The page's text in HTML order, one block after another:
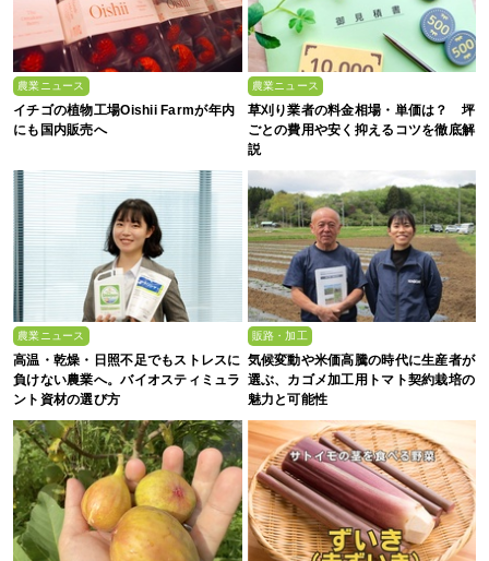
農業ニュース
イチゴの植物工場Oishii Farmが年内
にも国内販売へ
農業ニュース
草刈り業者の料金相場・単価は？ 坪
ごとの費用や安く抑えるコツを徹底解
説
農業ニュース
高温・乾燥・日照不足でもストレスに
負けない農業へ。バイオスティミュラ
ント資材の選び方
販路・加工
気候変動や米価高騰の時代に生産者が
選ぶ、カゴメ加工用トマト契約栽培の
魅力と可能性